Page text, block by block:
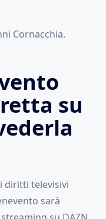
Cornacchia.
su
diritti televisivi
sarà